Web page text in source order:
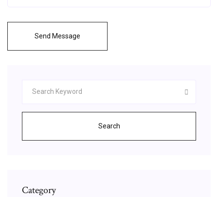
Send Message
Search
Category